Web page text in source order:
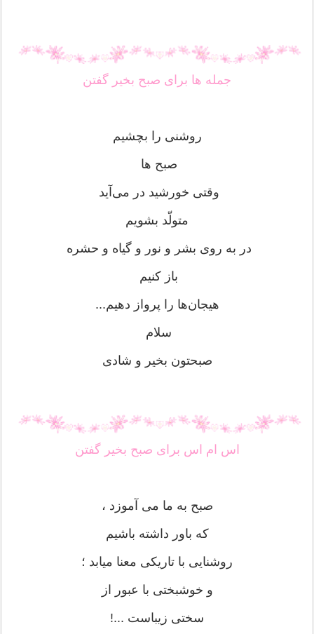
جمله ها برای صبح بخیر گفتن
روشنی را بچشیم
صبح ‌ها
وقتی خورشید در می‌آید
متولّد بشویم
در به روی بشر و نور و گیاه و حشره
باز کنیم
هیجان‌ها را پرواز دهیم...
سلام
صبحتون بخیر و شادی
اس ام اس برای صبح بخیر گفتن
صبح به ما می آموزد ،
که باور داشته باشیم
روشنایی با تاریکی معنا میابد ؛
و خوشبختی با عبور از
سختی زیباست ...!